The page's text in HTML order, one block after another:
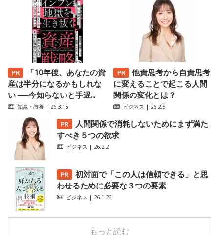
「10年後、あなたの資
産は半分になるかもしれな
い ──今知らないと手遅...
知識・教養 | 26.3.16
他責思考から自責思考
に変えることで起こる人間
関係の変化とは？
ビジネス | 26.2.5
人間関係で消耗しないためにまず満た
すべき５つの欲求
ビジネス | 26.2.2
初対面で「この人は信頼できる」と思
わせるために必要な３つの要素
ビジネス | 26.1.26
もっと読む